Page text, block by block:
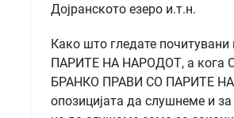
Дојранското езеро и.т.н.
Како што гледате
ПАРИТЕ НА НАРОДОТ, а кога
БРАНКО ПРАВИ СО ПАРИТЕ
опозицијата да слушнеме и